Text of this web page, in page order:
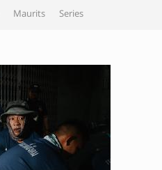
Maurits Series